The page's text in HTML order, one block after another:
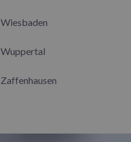
Wiesbaden
Wuppertal
Zaffenhausen